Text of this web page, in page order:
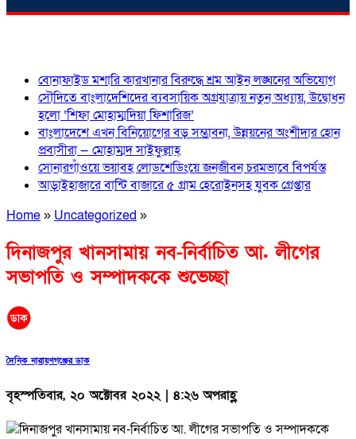
বোনাফাইড মশারি কারখানার বিরুদ্ধে শ্রম আইন লঙ্ঘনের অভিযোগ
সৌদিতে বাংলাদেশিদের ব্যবসায়িক অগ্রযাত্রায় নতুন অধ্যায়, উদ্বোধন
হলো ‘শিফা মোহাম্মদিয়া ফিশারিজ’
বাংলাদেশে এখন বিনিয়োগের বড় সম্ভাবনা, উন্নয়নের অংশীদার হোন
প্রবাসীরা — মোহাম্মদ সাইফুল্লাহ্
সোনারগাঁওয়ে ভয়াবহ লোডশেডিংয়ে জনজীবন চরমভাবে বিপর্যস্ত
আড়াইহাজারে বান্টি বাজারে ৫ গ্রাম হেরোইনসহ যুবক গ্রেপ্তার
Home» Uncategorized »
দিনাজপুর খানসামায় নব-নির্বাচিত আ. লীগের
সভাপতি ও সম্পাদককে শুভেচ্ছা
দৈনিক নারায়ণগঞ্জের ডাক
বৃহস্পতিবার, ২০ অক্টোবর ২০২২ | ৪:২৬ অপরাহ্ণ